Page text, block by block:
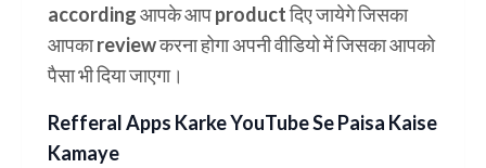
according आपके आप product दिए जायेगे जिसका
आपका review करना होगा अपनी वीडियो में जिसका आपको
पैसा भी दिया जाएगा।
Refferal Apps Karke YouTube Se Paisa Kaise
Kamaye